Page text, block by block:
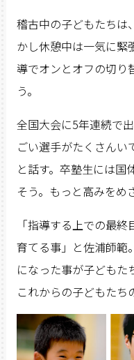
稽古中の子どもたちは
かし休憩中は一気に緊
導でオンとオフの切り
う。
全国大会に5年連続で
ごい選手がたくさんい
と話す。卒塾生には国
そう。もっと高みをめ
「指導する上での最
育てる事」と佐浦師範
になった事が子どもた
これからの子どもたち